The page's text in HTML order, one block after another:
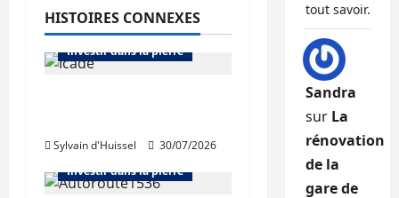
HISTOIRES CONNEXES
Bureaux
Immo d'entreprise
Investir dans la pierre
Sylvain d'Huissel 30/07/2026
Bourse et actualité des foncières
Investir dans la pierre
tout savoir.
Sandra
sur La
rénovation
de la
gare de